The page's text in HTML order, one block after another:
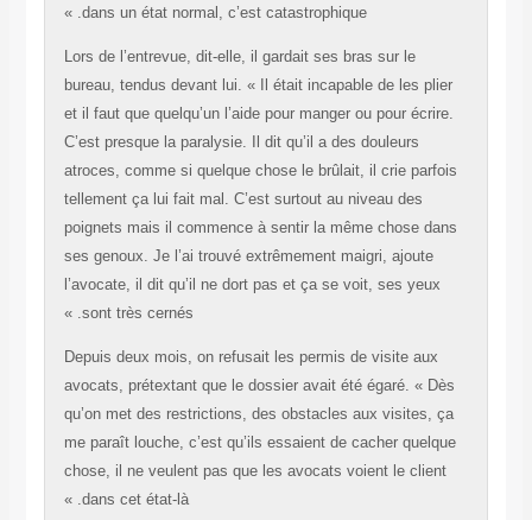
dans un état normal, c’est catastrophique. »
Lors de l’entrevue, dit-elle, il gardait ses bras sur le
bureau, tendus devant lui. « Il était incapable de
et il faut que quelqu’un l’aide pour manger ou pour
C’est presque la paralysie. Il dit qu’il a des
atroces, comme si quelque chose le brûlait, il crie
tellement ça lui fait mal. C’est surtout au niveau
poignets mais il commence à sentir la même
ses genoux. Je l’ai trouvé extrêmement maigri,
l’avocate, il dit qu’il ne dort pas et ça se voit, ses
Depuis deux mois, on refusait les permis de visite
avocats, prétextant que le dossier avait été égaré.
qu’on met des restrictions, des obstacles aux
me paraît louche, c’est qu’ils essaient de cacher
chose, il ne veulent pas que les avocats voient le